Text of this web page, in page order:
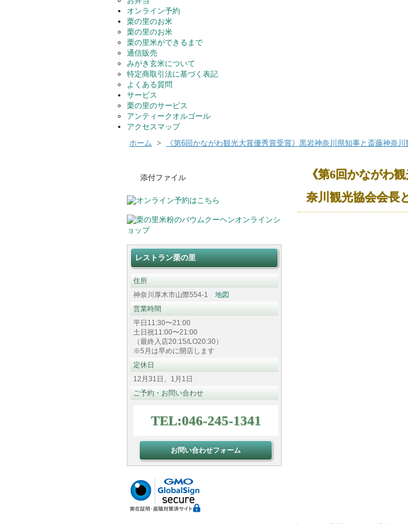
オンライン予約
栗の里のお米
栗の里のお米
栗の里米ができるまで
通信販売
みがき玄米について
特定商取引法に基づく表記
よくある質問
サービス
栗の里のサービス
アンティークオルゴール
アクセスマップ
ホーム > 《第6回かながわ観光大賞優秀賞受賞》黒岩神奈川県知事と斎藤神奈
《第6回かながわ
奈川観光協会会長
添付ファイル
レストラン栗の里
住所
神奈川厚木市山際554-1 地図
営業時間
平日11:30〜21:00
土日祝11:00〜21:00
（最終入店20:15/LO20:30）
※5月は早めに開店します
定休日
12月31日、1月1日
ご予約・お問い合わせ
TEL:046-245-1341
お問い合わせフォーム